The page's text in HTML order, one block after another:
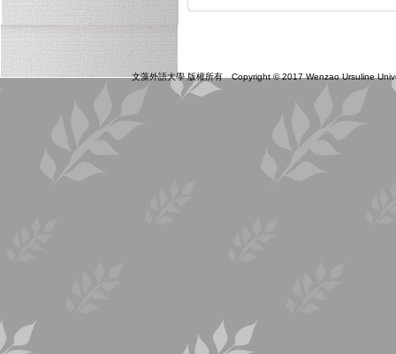
文藻外語大學 版權所有 Copyright © 2017 Wenzao Ursuline